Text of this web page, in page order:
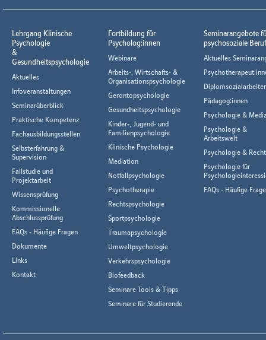
Lehrgang Klinische
Psychologie
&
Gesundheitspsychologie
Aktuelles
Infoveranstaltungen
Seminarüberblick
Praktische Kompetenz
Fachausbildungsstellen
Selbsterfahrung &
Supervision
Fallstudie und
Projektarbeit
Wissensprüfung
Kommissionelle
Abschlussprüfung
FAQs - Häufige Fragen
Dokumente
Links
Kontakt
Fortbildung für
Psycholog:innen
Webinare
Arbeits-, Wirtschafts- &
Organisationspsychologie
Gerontopsychologie
Gesundheitspsychologie
Kinder-, Jugend- und
Familienpsychologie
Klinische Psychologie
Mediation
Notfallpsychologie
Psychotherapie
Rechtspsychologie
Sportpsychologie
Traumapsychologie
Umweltpsychologie
Verkehrspsychologie
Biofeedback
Seminare Tools & Tipps
Seminare für Studierende
Seminarangebote
psychosoziale
Aktuelles
Pädagog:innen
Psychologie &
Psychologie &
Arbeitswelt
Psychologie & Recht
Psychologie für
FAQs - Häufige